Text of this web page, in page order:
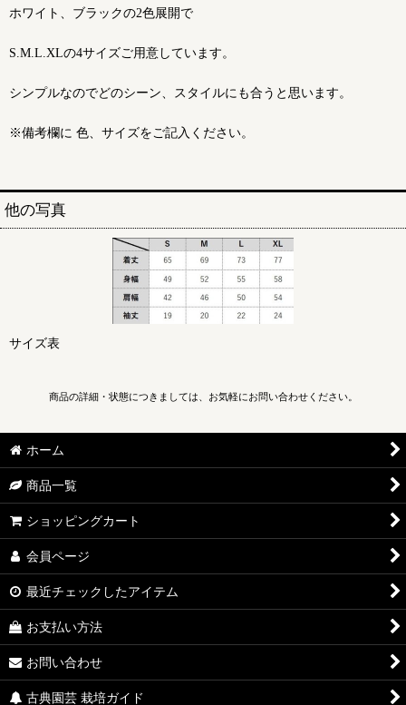
ホワイト、ブラックの2色展開で
S.M.L.XLの4サイズご用意しています。
シンプルなのでどのシーン、スタイルにも合うと思います。
※備考欄に 色、サイズをご記入ください。
他の写真
サイズ表
商品の詳細・状態につきましては、お気軽にお問い合わせください。
ホーム
商品一覧
ショッピングカート
会員ページ
最近チェックしたアイテム
お支払い方法
お問い合わせ
古典園芸 栽培ガイド